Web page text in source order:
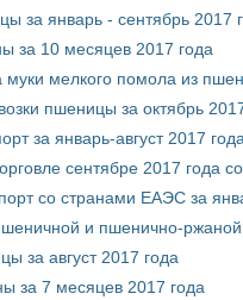
за январь - сентябрь 2017
за 10 месяцев 2017 года
муки мелкого помола из
пшеницы за октябрь
за январь-август 2017
сентябре 2017 года
со странами ЕАЭС за
и пшенично-
за август 2017 года
за 7 месяцев 2017 года